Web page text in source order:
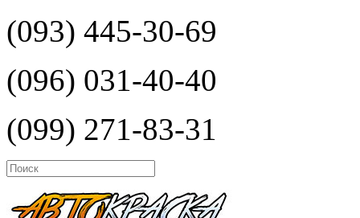
(093) 445-30-69
(096) 031-40-40
(099) 271-83-31